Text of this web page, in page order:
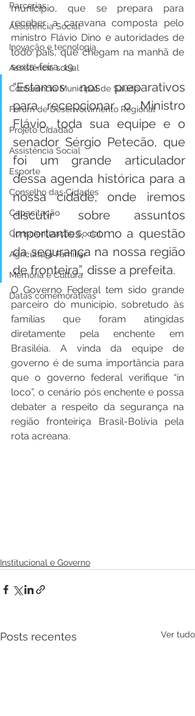
Parcerias
Assistência Social
Inovação e tecnologia
Assistência social
Conferência Municipal de Saúde
Fórum de Desenvolvimento Regional
Projeto Cidadão
Assistência Social
Esporte
Conselho das Cidades
Capacitação
Conscientização Social
Agricultura Familiar
Memória e Cultura
Datas comemorativas
município, que se prepara para
receber a caravana composta pelo
ministro Flávio Dino e autoridades de
todo país, que chegam na manhã de
sexta-feira, 19.
“Estamos nos preparativos
para recepcionar o Ministro
Flávio, toda sua equipe e o
senador Sérgio Petecão, que
foi um grande articulador
dessa agenda histórica para a
nossa cidade, onde iremos
discutir sobre assuntos
importantes, como a questão
da segurança na nossa região
de fronteira”, disse a prefeita.
O Governo Federal tem sido grande
parceiro do município, sobretudo às
famílias que foram atingidas
diretamente pela enchente em
Brasiléia. A vinda da equipe de
governo é de suma importância para
que o governo federal verifique “in
loco”, o cenário pós enchente e possa
debater a respeito da segurança na
região fronteiriça Brasil-Bolívia pela
rota acreana.
Institucional e Governo
Posts recentes Ver tudo